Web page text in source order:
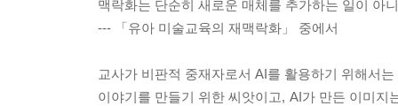
맥락화는 단순히 새로운 매체를 추가하는 일이 아
--- 「유아 미술교육의 재맥락화」 중에서
교사가 비판적 중재자로서 AI를 활용하기 위해서
이야기를 만들기 위한 씨앗이고, AI가 만든 이미